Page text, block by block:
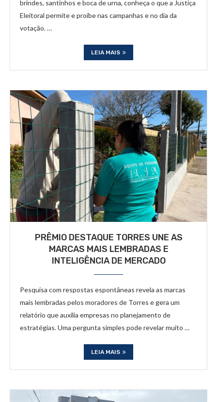
brindes, santinhos e boca de urna, conheça o que a Justiça
Eleitoral permite e proíbe nas campanhas e no dia da
votação. …
LEIA MAIS
PRÊMIO DESTAQUE TORRES UNE AS
MARCAS MAIS LEMBRADAS E
INTELIGÊNCIA DE MERCADO
Pesquisa com respostas espontâneas revela as marcas
mais lembradas pelos moradores de Torres e gera um
relatório que auxilia empresas no planejamento de
estratégias. Uma pergunta simples pode revelar muito …
LEIA MAIS